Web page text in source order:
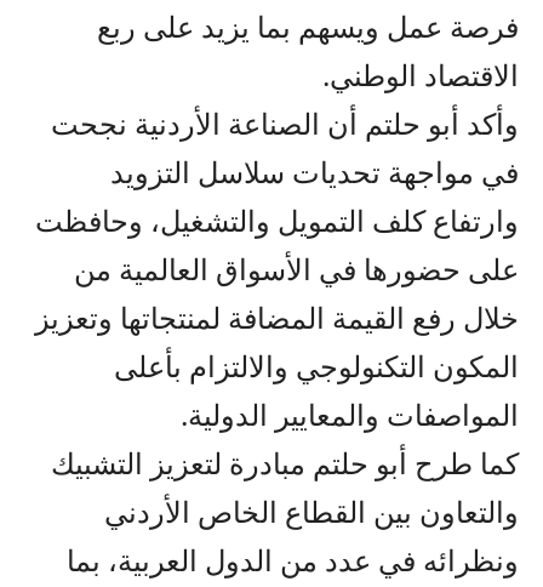
فرصة عمل ويسهم بما يزيد على ربع
الاقتصاد الوطني.
وأكد أبو حلتم أن الصناعة الأردنية نجحت
في مواجهة تحديات سلاسل التزويد
وارتفاع كلف التمويل والتشغيل، وحافظت
على حضورها في الأسواق العالمية من
خلال رفع القيمة المضافة لمنتجاتها وتعزيز
المكون التكنولوجي والالتزام بأعلى
المواصفات والمعايير الدولية.
كما طرح أبو حلتم مبادرة لتعزيز التشبيك
والتعاون بين القطاع الخاص الأردني
ونظرائه في عدد من الدول العربية، بما